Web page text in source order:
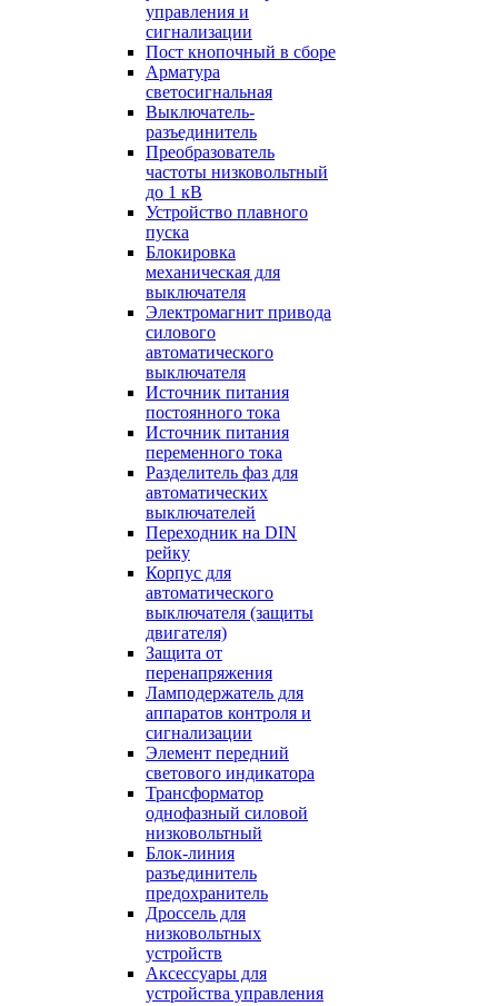
управления и
сигнализации
Пост кнопочный в сборе
Арматура
светосигнальная
Выключатель-
разъединитель
Преобразователь
частоты низковольтный
до 1 кВ
Устройство плавного
пуска
Блокировка
механическая для
выключателя
Электромагнит привода
силового
автоматического
выключателя
Источник питания
постоянного тока
Источник питания
переменного тока
Разделитель фаз для
автоматических
выключателей
Переходник на DIN
рейку
Корпус для
автоматического
выключателя (защиты
двигателя)
Защита от
перенапряжения
Ламподержатель для
аппаратов контроля и
сигнализации
Элемент передний
светового индикатора
Трансформатор
однофазный силовой
низковольтный
Блок-линия
разъединитель
предохранитель
Дроссель для
низковольтных
устройств
Аксессуары для
устройства управления